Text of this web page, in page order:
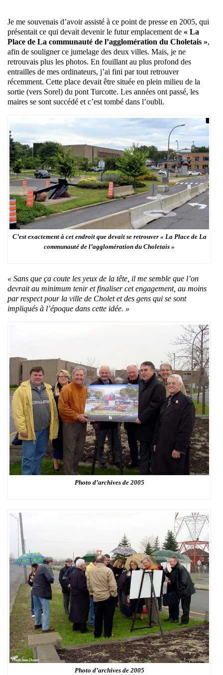
Je me souvenais d’avoir assisté à ce point de presse en 2005, qui
présentait ce qui devait devenir le futur emplacement de « La
Place de La communauté de l’agglomération du Choletais »,
afin de souligner ce jumelage des deux villes. Mais, je ne
retrouvais plus les photos. En fouillant au plus profond des
entrailles de mes ordinateurs, j’ai fini par tout retrouver
récemment. Cette place devait être située en plein milieu de la
sortie (vers Sorel) du pont Turcotte. Les années ont passé, les
maires se sont succédé et c’est tombé dans l’oubli.
C’est exactement à cet endroit que devait se retrouver « La Place de La
communauté de l’agglomération du Choletais »
« Sans que ça coute les yeux de la tête, il me semble que l’on
devrait au minimum tenir et finaliser cet engagement, au moins
par respect pour la ville de Cholet et des gens qui se sont
impliqués à l’époque dans cette idée. »
Photo d’archives de 2005
Photo d’archives de 2005